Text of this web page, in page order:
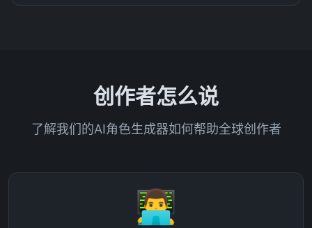
创作者怎么说
了解我们的AI角色生成器如何帮助全球创作者
👨‍💻